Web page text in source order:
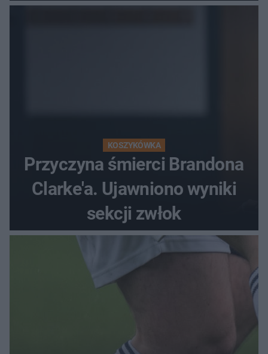
popłochu
KOSZYKÓWKA
Przyczyna śmierci Brandona
Clarke'a. Ujawniono wyniki
sekcji zwłok